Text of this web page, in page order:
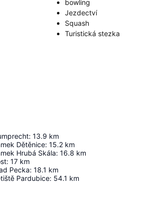
bowling
Jezdectví
Squash
Turistická stezka
: 13.9 km
Dětěnice: 15.2 km
Hrubá Skála: 16.8 km
: 17 km
Pecka: 18.1 km
Pardubice: 54.1 km